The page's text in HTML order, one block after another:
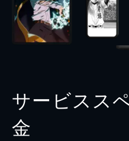
サービスス
金